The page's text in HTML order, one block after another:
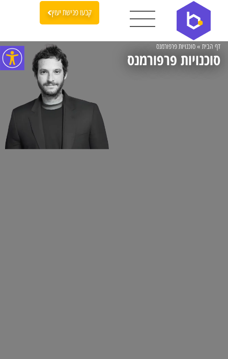
קבעו פגישת יעוץ
דף הבית »סוכנויות פרפורמנס
סוכנויות פרפורמנס